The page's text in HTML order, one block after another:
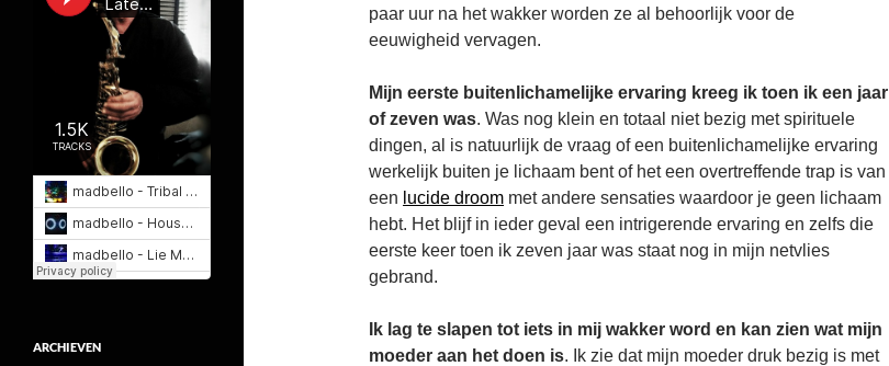
paar uur na het wakker worden ze al behoorlijk voor de
eeuwigheid vervagen.
Mijn eerste buitenlichamelijke ervaring kreeg ik toen ik een jaar
of zeven was. Was nog klein en totaal niet bezig met spirituele
dingen, al is natuurlijk de vraag of een buitenlichamelijke ervaring
werkelijk buiten je lichaam bent of het een overtreffende trap is van
een lucide droom met andere sensaties waardoor je geen lichaam
hebt. Het blijf in ieder geval een intrigerende ervaring en zelfs die
eerste keer toen ik zeven jaar was staat nog in mijn netvlies
gebrand.
Ik lag te slapen tot iets in mij wakker word en kan zien wat mijn
moeder aan het doen is. Ik zie dat mijn moeder druk bezig is met
ARCHIEVEN